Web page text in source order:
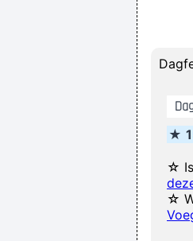
★
☆ Is
☆